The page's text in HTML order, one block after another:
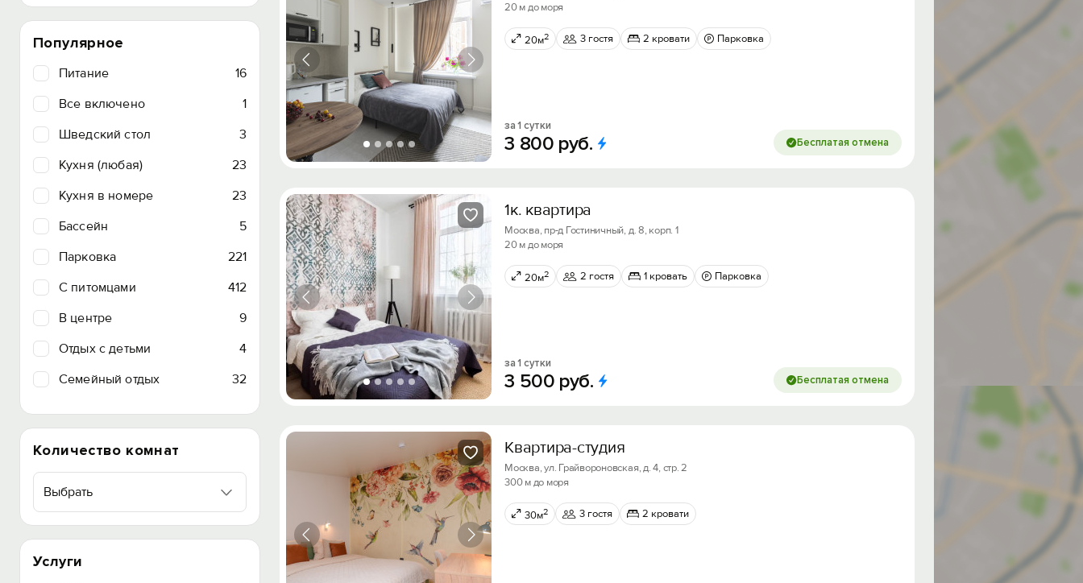
Популярное
Питание
16
Все включено
1
Шведский стол
3
Кухня (любая)
23
Кухня в номере
23
Бассейн
5
Парковка
221
C питомцами
412
В центре
9
Отдых с детьми
4
Семейный отдых
32
Количество комнат
Выбрать
Услуги
20 м до моря
20м2 3 гостя 2 кровати Парковка
за 1 сутки
3 800 руб. Бесплатая отмена
1к. квартира
Москва, пр-д Гостиничный, д. 8, корп. 1
20 м до моря
20м2 2 гостя 1 кровать Парковка
за 1 сутки
3 500 руб. Бесплатая отмена
Квартира-студия
Москва, ул. Грайвороновская, д. 4, стр. 2
300 м до моря
30м2 3 гостя 2 кровати